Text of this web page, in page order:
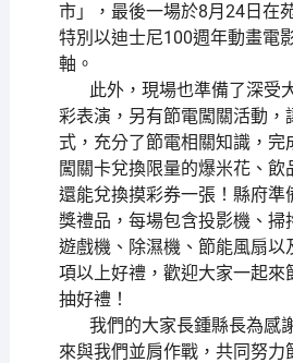
市」，最後一場於8月24日在
特別以迪士尼100週年動畫電
軸。
此外，現場也準備了深受
彩表演，另有節電闖關活動，
式，充分了節電相關知識，完
闖關卡兌換限量的爆米花、飲
還能兌換摸彩券一張！縣府準
獎禮品，每場包含投影機、掃
遊戲機、除濕機、節能風扇以
項以上好禮，歡迎大家一起來
抽好禮！
我們的大家長鍾縣長為感
來與我們並肩作戰，共同努力